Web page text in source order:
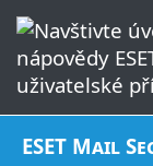
ESET Mail